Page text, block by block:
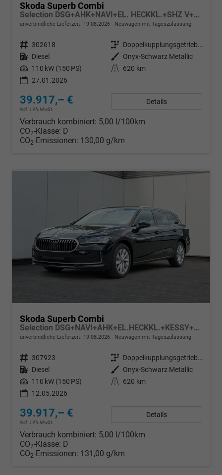
Skoda Superb Combi
Selection DSG+AHK+NAVI+EL. HECKKL.+SHZ V+H+KAMERA+LED
unverbindliche Lieferzeit: 19.08.2026 Neuwagen mit Tageszulassung
Fahrzeugnr. 302618 Getriebe
Doppelkupplungsgetriebe (DSG)
Kraftstoff Diesel Außenfarbe
Onyx-Schwarz Metallic
Leistung 110 kW (150 PS) Kilometerstand
620 km
27.01.2026
39.917,– €
incl. 19% MwSt.
Details
Verbrauch kombiniert: 5,00 l/100km
CO2-Klasse: D
CO2-Emissionen: 130,00 g/km
Skoda Superb Combi
Selection DSG+NAVI+AHK+EL.HECKKL.+KESSY+SHZ
unverbindliche Lieferzeit: 19.08.2026 Neuwagen mit Tageszulassung
Fahrzeugnr. 307923 Getriebe
Doppelkupplungsgetriebe (DSG)
Kraftstoff Diesel Außenfarbe
Onyx-Schwarz Metallic
Leistung 110 kW (150 PS) Kilometerstand
620 km
12.05.2026
39.917,– €
incl. 19% MwSt.
Details
Verbrauch kombiniert: 5,00 l/100km
CO2-Klasse: D
CO2-Emissionen: 131,00 g/km